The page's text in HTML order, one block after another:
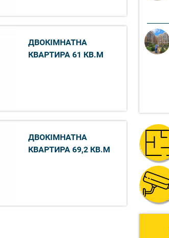
ДВОКІМНАТНА
КВАРТИРА 61 КВ.М
ДВОКІМНАТНА
КВАРТИРА 69,2 КВ.М